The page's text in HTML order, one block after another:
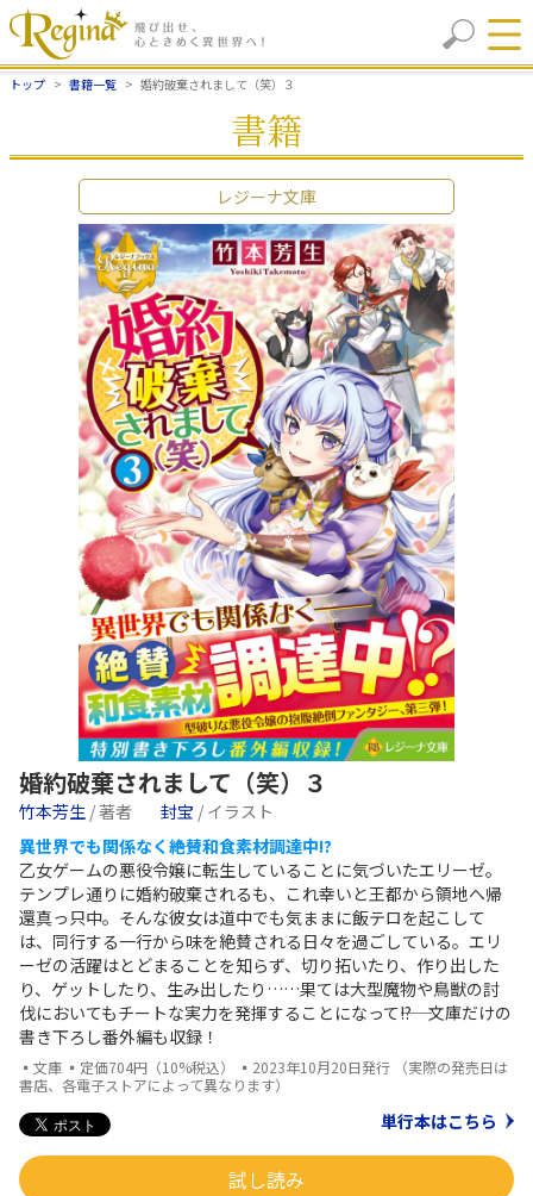
トップ 書籍一覧 婚約破棄されまして（笑）３
書籍
レジーナ文庫
婚約破棄されまして（笑）３
竹本芳生 / 著者 封宝 / イラスト
異世界でも関係なく――絶賛和食素材調達中!?
乙女ゲームの悪役令嬢に転生していることに気づいたエリーゼ。
テンプレ通りに婚約破棄されるも、これ幸いと王都から領地へ帰
還真っ只中。そんな彼女は道中でも気ままに飯テロを起こして
は、同行する一行から味を絶賛される日々を過ごしている。エリ
ーゼの活躍はとどまることを知らず、切り拓いたり、作り出した
り、ゲットしたり、生み出したり……果ては大型魔物や鳥獣の討
伐においてもチートな実力を発揮することになって――!? 文庫だけの
書き下ろし番外編も収録！
▪文庫 ▪定価704円（10%税込） ▪2023年10月20日発行 （実際の発売日は
書店、各電子ストアによって異なります）
単行本はこちら
試し読み